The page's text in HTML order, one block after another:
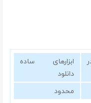
ابزارهای ساده
دانلود
محدود